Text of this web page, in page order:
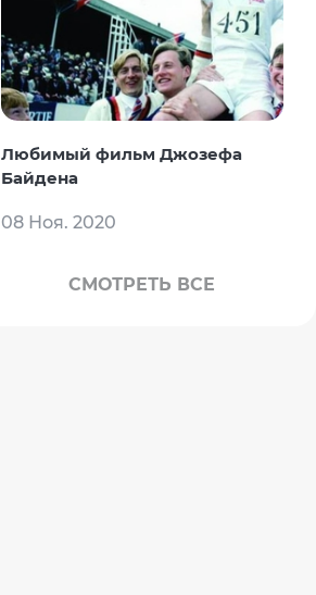
Любимый фильм Джозефа
Байдена
08 Ноя. 2020
СМОТРЕТЬ ВСЕ